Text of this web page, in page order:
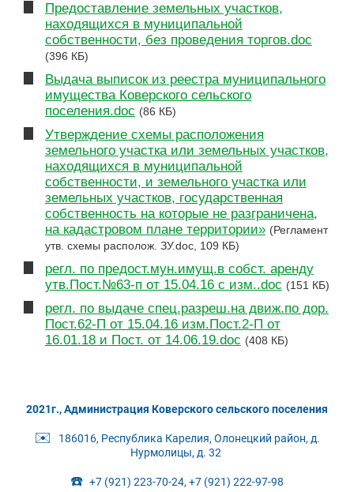
Предоставление земельных участков,
находящихся в муниципальной
собственности, без проведения торгов.doc
(396 КБ)
Выдача выписок из реестра муниципального
имущества Коверского сельского
поселения.doc (86 КБ)
Утверждение схемы расположения
земельного участка или земельных участков,
находящихся в муниципальной
собственности, и земельного участка или
земельных участков, государственная
собственность на которые не разграничена,
на кадастровом плане территории» (Регламент
утв. схемы располож. ЗУ.doc, 109 КБ)
регл. по предост.мун.имущ.в собст. аренду
утв.Пост.№63-п от 15.04.16 с изм..doc (151 КБ)
регл. по выдаче спец.разреш.на движ.по дор.
Пост.62-П от 15.04.16 изм.Пост.2-П от
16.01.18 и Пост. от 14.06.19.doc (408 КБ)
2021г., Администрация Коверского сельского поселения
✉️ 186016, Республика Карелия, Олонецкий район, д.
Нурмолицы, д. 32
☎️ +7 (921) 223-70-24, +7 (921) 222-97-98